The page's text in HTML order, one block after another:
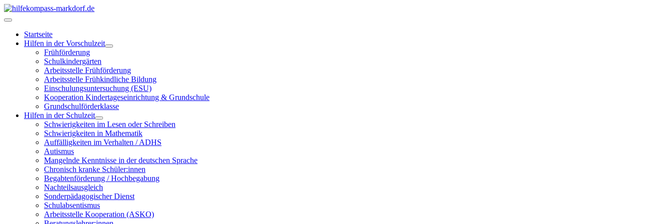
Startseite
Hilfen in der Vorschulzeit
Frühförderung
Schulkindergärten
Arbeitsstelle Frühförderung
Arbeitsstelle Frühkindliche Bildung
Einschulungsuntersuchung (ESU)
Kooperation Kindertageseinrichtung & Grundschule
Grundschulförderklasse
Hilfen in der Schulzeit
Schwierigkeiten im Lesen oder Schreiben
Schwierigkeiten in Mathematik
Auffälligkeiten im Verhalten / ADHS
Autismus
Mangelnde Kenntnisse in der deutschen Sprache
Chronisch kranke Schüler:innen
Begabtenförderung / Hochbegabung
Nachteilsausgleich
Sonderpädagogischer Dienst
Schulabsentismus
Arbeitsstelle Kooperation (ASKO)